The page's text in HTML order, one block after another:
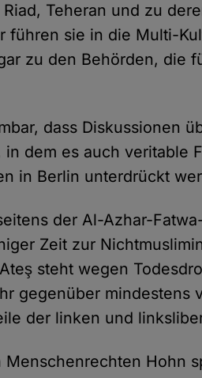
Teheran und zu
führen sie in die Multi-
zu den Behörden, die
dass Diskussionen
in dem es auch veritable
in Berlin unterdrückt
der Al-Azhar-
Zeit zur
steht wegen
gegenüber mindestens
der linken und
Menschenrechten Hohn